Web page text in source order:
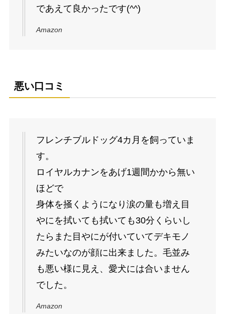
であえて良かったです(^^)
Amazon
悪い口コミ
フレンチブルドッグ4カ月を飼っていま
す。
ロイヤルカナンをあげ1週間かから無い
ほどで
身体を掻くようになり涙の量も増え目
やにを拭いても拭いても30分くらいし
たらまた目やにが付いていてデキモノ
みたいなのが顔に出来ました。毛並み
も悪い様に見え、愛犬には合いません
でした。
Amazon